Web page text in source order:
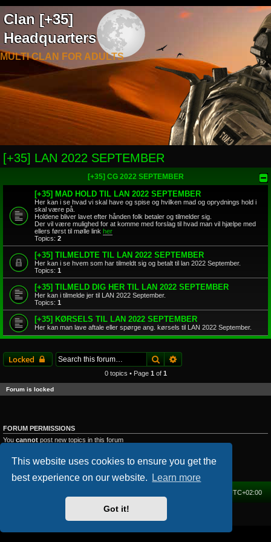
This website uses cookies to ensure you get the
best experience on our website.
Learn more
Got it!
Clan [+35]
Headquarters
MULTI CLAN FOR ADULTS
[+35] LAN 2022 SEPTEMBER
[+35] CG 2022 SEPTEMBER
[+35] MAD HOLD TIL LAN 2022 SEPTEMBER
Her kan i se hvad vi skal have og spise og hvilken mad og oprydnings hold i
skal være på.
Holdene bliver lavet efter hånden folk betaler og tilmelder sig.
Der vil være mulighed for at komme med forslag til hvad man vil hjælpe med
ellers først til mølle link her
Topics: 2
[+35] TILMELDTE TIL LAN 2022 SEPTEMBER
Her kan i se hvem som har tilmeldt sig og betalt til lan 2022 September.
Topics: 1
[+35] TILMELD DIG HER TIL LAN 2022 SEPTEMBER
Her kan i tilmelde jer til LAN 2022 September.
Topics: 1
[+35] KØRSELS TIL LAN 2022 SEPTEMBER
Her kan man lave aftale eller spørge ang. kørsels til LAN 2022 September.
Locked SearchAdvanced search
0 topics • Page 1 of 1
Forum is locked
FORUM PERMISSIONS
You cannot post new topics in this forum
Youcannot
edit your posts in this forum
You cannotdelete your posts in this forum
You
cannot post attachments in this forum
UTC+02:00
phpBB® Forum Software © phpBB Limited